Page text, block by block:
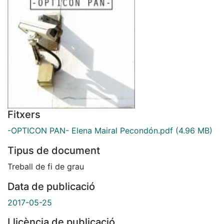
Fitxers
-OPTICON PAN- Elena Mairal Pecondón.pdf (4.96 MB)
Tipus de document
Treball de fi de grau
Data de publicació
2017-05-25